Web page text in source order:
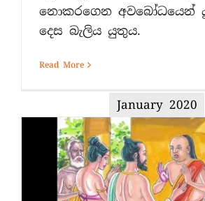
නොකරගෙන අවබෝධයෙන්
දෙස බැලිය යුතුය.
Read More
January 2020